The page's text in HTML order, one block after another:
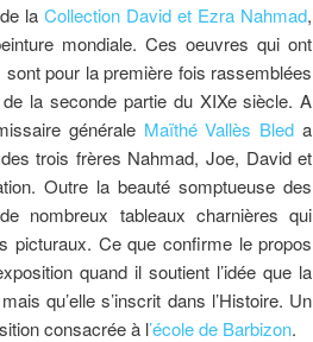
de laCollection David et Ezra Nahmad,
mondiale. Ces oeuvres qui ont
pour la première fois rassemblées
la seconde partie du XIXe siècle. A
générale Maïthé Vallès Bled a
trois frères Nahmad, Joe, David et
Outre la beauté somptueuse des
nombreux tableaux charnières qui
picturaux. Ce que confirme le propos
quand il soutient l’idée que la
qu’elle s’inscrit dans l’Histoire. Un
consacrée à l’école de Barbizon.